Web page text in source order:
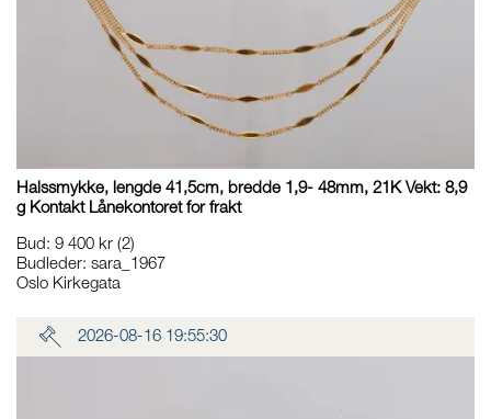
Halssmykke, lengde 41,5cm, bredde 1,9- 48mm, 21K Vekt: 8,9
g Kontakt Lånekontoret for frakt
Bud: 9 400 kr (2)
Budleder: sara_1967
Oslo Kirkegata
2026-08-16 19:55:30